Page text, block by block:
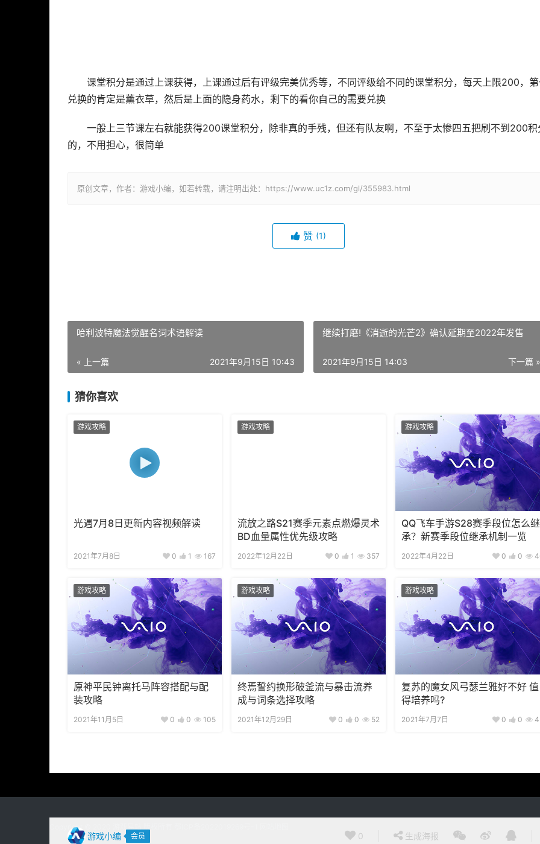
课堂积分是通过上课获得，上课通过后有评级完美优秀等，不同评级给不同的课堂积分，每天上限200，
兑换的肯定是薰衣草，然后是上面的隐身药水，剩下的看你自己的需要兑换
一般上三节课左右就能获得200课堂积分，除非真的手残，但还有队友啊，不至于太惨四五把刷不到200积
的，不用担心，很简单
原创文章，作者：游戏小编，如若转载，请注明出处：https://www.uc1z.com/gl/355983.html
赞 (1)
游戏小编 会员 0 生成海报
哈利波特魔法觉醒名词术语解读
« 上一篇 2021年9月15日 10:43
继续打磨!《消逝的光芒2》确认延期至2022年发售
下一篇 »
2021年9月15日 14:03
猜你喜欢
游戏攻略
光遇7月8日更新内容视频解读
2021年7月8日 0 1 167
游戏攻略
流放之路S21赛季元素点燃爆灵术
BD血量属性优先级攻略
2022年12月22日 0 1 357
游戏攻略
QQ飞车手游S28赛季段位怎么继
承？新赛季段位继承机制一览
2022年4月22日 0 0
游戏攻略
原神平民钟离托马阵容搭配与配
装攻略
2021年11月5日 0 0 105
游戏攻略
终焉誓约换形破釜流与暴击流养
成与词条选择攻略
2021年12月29日 0 0 52
游戏攻略
复苏的魔女风弓瑟兰雅好不好 值
得培养吗?
2021年7月7日 0 0
Copyright © 2020